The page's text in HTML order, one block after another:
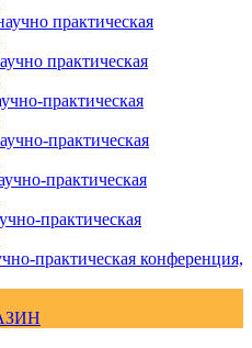
практическая
практическая
практическая
практическая
практическая
практическая
практическая конференция,